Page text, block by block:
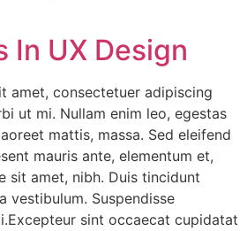
In UX Design
amet, consectetuer adipiscing
ut mi. Nullam enim leo, egestas
mattis, massa. Sed eleifend
mauris ante, elementum et,
sit amet, nibh. Duis tincidunt
vestibulum. Suspendisse
sint occaecat cupidatat